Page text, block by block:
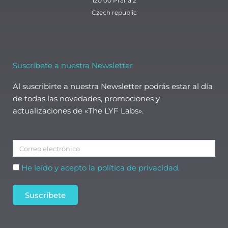
Czech republic
Suscríbete a nuestra Newsletter
Al suscribirte a nuestra Newsletter podrás estar al día
de todas las novedades, promociones y
actualizaciones de «The LYF Labs».
Correo
electrónico
Aceptación
He leído y acepto la política de privacidad.
Suscríbete